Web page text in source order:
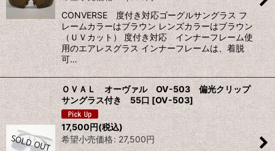
CONVERSE 度付き対応ゴーグルサングラス フ
レームカラーはブラウン レンズカラーはブラウン
（ＵＶカット） 度付き対応 インナーフレーム使
用のエアレスグラス インナーフレームは、着脱
可…
ＯＶＡＬ オーヴァル OV-503 偏光クリップ
サングラス付き 55口 [OV-503]
17,500円(税込)
希望小売価格: 27,500円